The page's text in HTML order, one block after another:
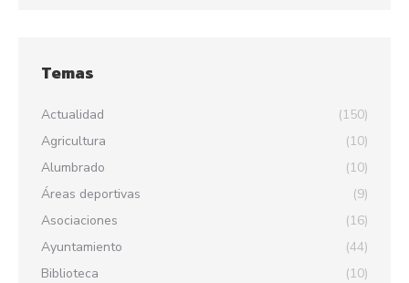
Temas
Actualidad
(150)
Agricultura
(10)
Alumbrado
(10)
Áreas deportivas
(9)
Asociaciones
(16)
Ayuntamiento
(44)
Biblioteca
(10)